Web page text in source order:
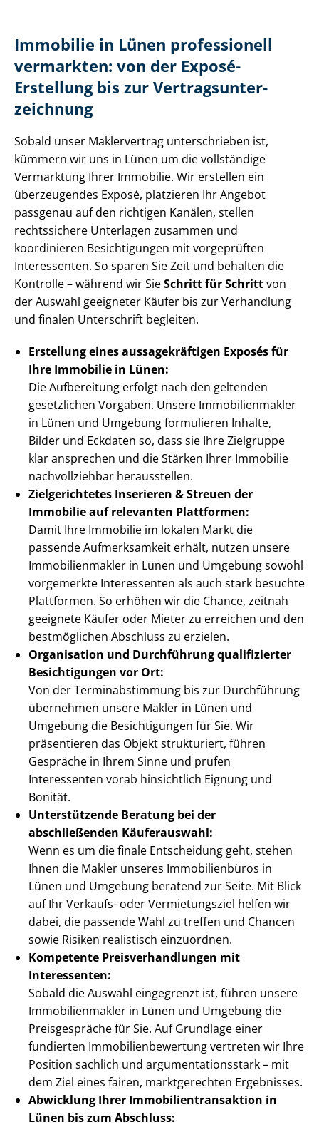
Immobilie in Lünen professionell
vermarkten: von der Exposé-
Erstellung bis zur Ver­trags­un­ter­
zeich­nung
Sobald unser Maklervertrag unterschrieben ist,
kümmern wir uns in Lünen um die vollständige
Vermarktung Ihrer Immobilie. Wir erstellen ein
überzeugendes Exposé, platzieren Ihr Angebot
passgenau auf den richtigen Kanälen, stellen
rechtssichere Unterlagen zusammen und
koordinieren Besichtigungen mit vorgeprüften
Interessenten. So sparen Sie Zeit und behalten die
Kontrolle – während wir SieSchritt für Schrittvon
der Auswahl geeigneter Käufer bis zur Verhandlung
und finalen Unterschrift begleiten.
Erstellung eines aus­sa­ge­kräf­ti­gen Exposés für
Ihre Immobilie in Lünen:
Die Aufbereitung erfolgt nach den geltenden
gesetzlichen Vorgaben. Unsere Im­mo­bi­li­en­mak­ler
in Lünen und Umgebung formulieren Inhalte,
Bilder und Eckdaten so, dass sie Ihre Zielgruppe
klar ansprechen und die Stärken Ihrer Immobilie
nachvollziehbar herausstellen.
Zielgerichtetes Inserieren & Streuen der
Immobilie auf relevanten Plattformen:
Damit Ihre Immobilie im lokalen Markt die
passende Aufmerksamkeit erhält, nutzen unsere
Im­mo­bi­li­en­mak­ler in Lünen und Umgebung sowohl
vorgemerkte Interessenten als auch stark besuchte
Plattformen. So erhöhen wir die Chance, zeitnah
geeignete Käufer oder Mieter zu erreichen und den
bestmöglichen Abschluss zu erzielen.
Organisation und Durchführung qualifizierter
Besichtigungen vor Ort:
Von der Ter­min­ab­stim­mung bis zur Durchführung
übernehmen unsere Makler in Lünen und
Umgebung die Besichtigungen für Sie. Wir
präsentieren das Objekt strukturiert, führen
Gespräche in Ihrem Sinne und prüfen
Interessenten vorab hinsichtlich Eignung und
Bonität.
Unterstützende Beratung bei der
abschließenden Käuferauswahl:
Wenn es um die finale Entscheidung geht, stehen
Ihnen die Makler unseres Immobilienbüros in
Lünen und Umgebung beratend zur Seite. Mit Blick
auf Ihr Verkaufs- oder Vermietungsziel helfen wir
dabei, die passende Wahl zu treffen und Chancen
sowie Risiken realistisch einzuordnen.
Kompetente Preis­ver­hand­lun­gen mit
Interessenten:
Sobald die Auswahl eingegrenzt ist, führen unsere
Im­mo­bi­li­en­mak­ler in Lünen und Umgebung die
Preisgespräche für Sie. Auf Grundlage einer
fundierten Im­mo­bi­li­en­be­wer­tung vertreten wir Ihre
Position sachlich und ar­gu­men­ta­ti­ons­stark – mit
dem Ziel eines fairen, marktgerechten Ergebnisses.
Abwicklung Ihrer Im­mo­bi­li­en­trans­ak­ti­on in
Lünen bis zum Abschluss: